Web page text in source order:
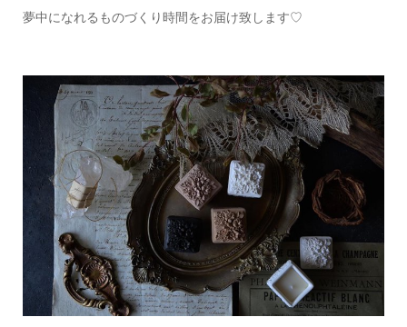
夢中になれるものづくり時間をお届け致します♡